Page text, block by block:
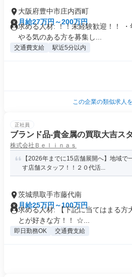
大阪府豊中市庄内西町
月給27万円～200万円
求める人材: ！！未経験歓迎！！
やる気のある方を募集し...
交通費支給 駅近5分以内
この企業の類似求人
正社員
ブランド品-貴金属の買取大吉ス
株式会社Ｂｅｌｉｎａｓ
【2026年までに15店舗展開へ】地域で
す店舗スタッフ！！２０代活...
茨城県取手市藤代南
月給25万円～100万円
求める人材: 【下記に当てはまる
とが好きな方！！ ☆...
即日勤務OK 交通費支給